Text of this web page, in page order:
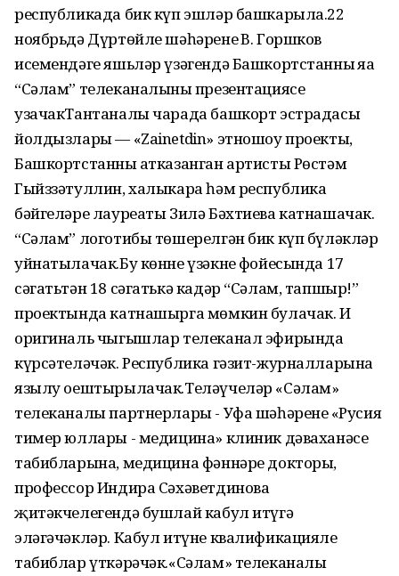
республикада бик күп эшләр башкарыла.22
ноябрьдә Дүртөйле шәһәренең В. Горшков
исемендәге яшьләр үзәгендә Башкортстанның яңа
“Сәлам” телеканалының презентациясе
узачакТантаналы чарада башкорт эстрадасы
йолдызлары — «Zainetdin» этношоу проекты,
Башкортстанның атказанган артисты Рөстәм
Гыйззәтуллин, халыкара һәм республика
бәйгеләре лауреаты Зилә Бәхтиева катнашачак.
“Сәлам” логотибы төшерелгән бик күп бүләкләр
уйнатылачак.Бу көнне үзәкнең фойесында 17
сәгатьтән 18 сәгатькә кадәр “Сәлам, тапшыр!”
проектында катнашырга мөмкин булачак. Иң
оригиналь чыгышлар телеканал эфирында
күрсәтеләчәк. Республика гәзит-журналларына
язылу оештырылачак.Теләүчеләр «Сәлам»
телеканалы партнерлары - Уфа шәһәренең «Русия
тимер юллары - медицина» клиник дәваханәсе
табибларына, медицина фәннәре докторы,
профессор Индира Сәхәветдинова
җитәкчелегендә бушлай кабул итүгә
эләгәчәкләр. Кабул итүне квалификацияле
табиблар үткәрәчәк.«Сәлам» телеканалы